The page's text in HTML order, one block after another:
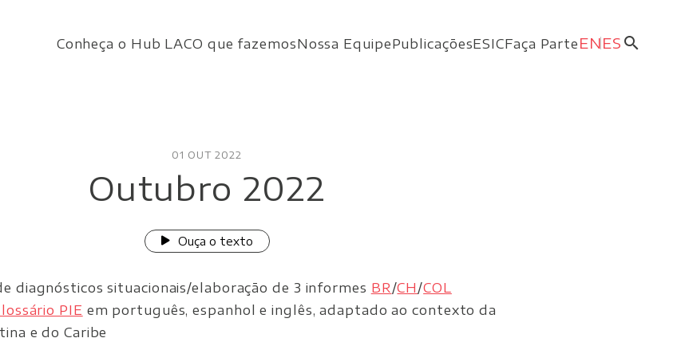
Conheça o Hub LACO que fazemosNossa EquipePublicaçõesESICFaça Parte ENES search
01 OUT 2022
Outubro 2022
Ouça o texto
diagnósticos situacionais/elaboração de 3 informes BR /CH /COL
PIE em português, espanhol e inglês, adaptado ao contexto da
e do Caribe